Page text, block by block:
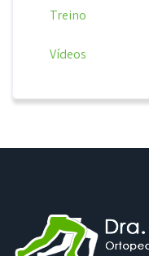
Treino
Vídeos